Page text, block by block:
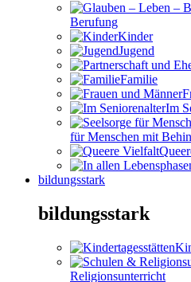
Berufung
Kinder
Jugend
Familie
Im
für Menschen mit
bildungsstark
bildungsstark
Religionsunterricht